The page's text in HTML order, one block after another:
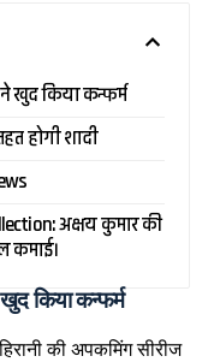
खुद किया कन्फर्म
होगी शादी
अक्षय कुमार की
कमाई।
किया कन्फर्म
की अपकमिंग सीरीज